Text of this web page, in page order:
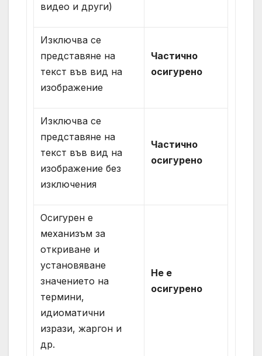
видео и други)
Изключва се
представяне на
текст във вид на
изображение
Частично
осигурено
Изключва се
представяне на
текст във вид на
изображение без
изключения
Частично
осигурено
Осигурен е
механизъм за
откриване и
установяване
значението на
термини,
идиоматични
изрази, жаргон и
др.
Не е
осигурено